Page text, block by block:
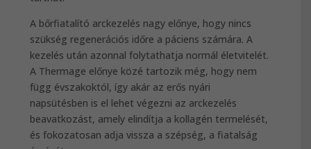
A bőrfiatalító arckezelés nagy előnye, hogy nincs
szükség regenerációs időre a páciens számára. A
kezelés után azonnal folytathatja normál életvitelét.
A Thermage előnye közé tartozik még, hogy nem
függ évszakoktól, így akár az erős nyári
napsütésben is el lehet végezni az arckezelés
beavatkozást, amely elindítja a kollagén termelését,
és fokozatosan adja vissza a szépség, a fiatalság